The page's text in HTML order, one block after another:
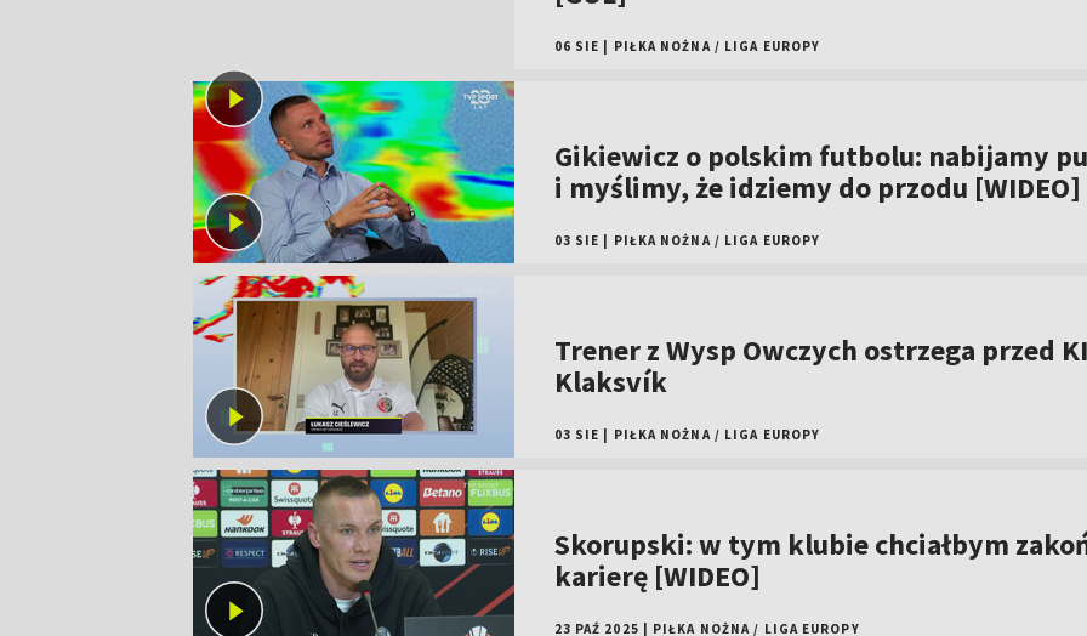
06 SIE PIŁKA NOŻNA / LIGA EUROPY
Gikiewicz o polskim futbolu: nabijamy
i myślimy, że idziemy do przodu [WIDEO]
03 SIE PIŁKA NOŻNA / LIGA EUROPY
Trener z Wysp Owczych ostrzega przed KI
Klaksvík
03 SIE PIŁKA NOŻNA / LIGA EUROPY
Skorupski: w tym klubie chciałbym
karierę [WIDEO]
23 PAŹ 2025 PIŁKA NOŻNA / LIGA EUROPY